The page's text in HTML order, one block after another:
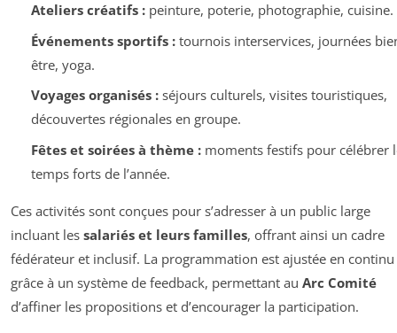
Ateliers créatifs :peinture, poterie, photographie, cuisine.
Événements sportifs :tournois interservices, journées
être, yoga.
Voyages organisés :séjours culturels, visites touristiques,
découvertes régionales en groupe.
Fêtes et soirées à thème :moments festifs pour célébrer
temps forts de l’année.
Ces activités sont conçues pour s’adresser à un public large
incluant les salariés et leurs familles, offrant ainsi un cadre
fédérateur et inclusif. La programmation est ajustée en continu
grâce à un système de feedback, permettant au Arc Comité
d’affiner les propositions et d’encourager la participation.